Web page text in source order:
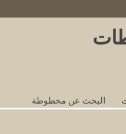
البحث عن مخطوطة